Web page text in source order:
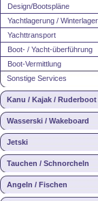
Design/Bootspläne
Yachtlagerung / Winterlager
Yachttransport
Boot- / Yacht-überführung
Boot-Vermittlung
Sonstige Services
Kanu / Kajak / Ruderboot
Wasserski / Wakeboard
Jetski
Tauchen / Schnorcheln
Angeln / Fischen